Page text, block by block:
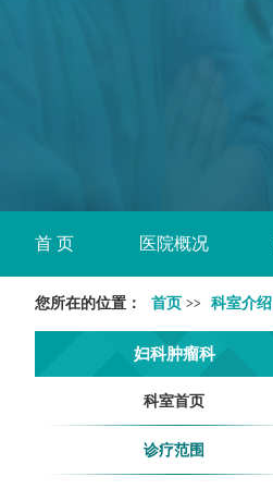
首 页 医院概况
您所在的位置： 首页 >> 科室介绍
妇科肿瘤科
科室首页
诊疗范围